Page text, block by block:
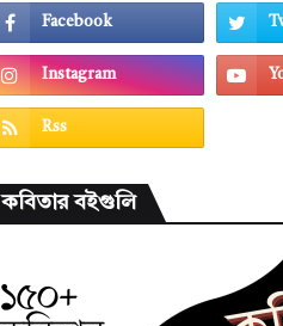
কবিতার বইগুলি